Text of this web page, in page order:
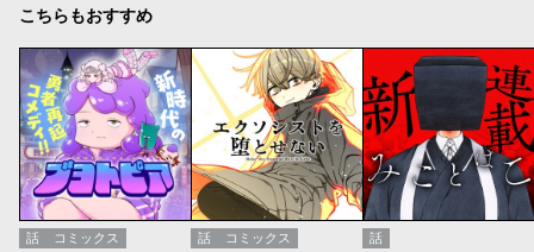
こちらもおすすめ
話 コミックス 話 コミックス 話